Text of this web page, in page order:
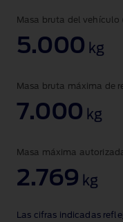
Masa bruta del vehículo
5.000 kg
Masa bruta máxima de
7.000 kg
Masa máxima
2.769 kg
Las cifras indicadas